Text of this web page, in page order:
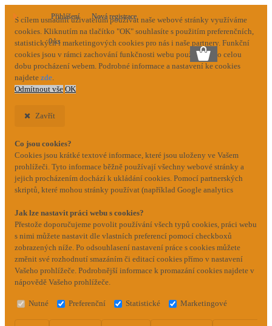
S cílem usnadnit uživatelům používat naše webové stránky využíváme
cookies. Kliknutím na tlačítko "OK" souhlasíte s použitím preferenčních,
statistických i marketingových cookies pro nás i naše partnery. Funkční
cookies jsou v rámci zachování funkčnosti webu používány po celou
dobu procházení webem. Podrobné informace a nastavení ke cookies
najdete zde.
Odmítnout vše OK
Zavřít
Co jsou cookies?
Cookies jsou krátké textové informace, které jsou uloženy ve Vašem
prohlížeči. Tyto informace běžně používají všechny webové stránky a
jejich procházením dochází k ukládání cookies. Pomocí partnerských
skriptů, které mohou stránky používat (například Google analytics
Jak lze nastavit práci webu s cookies?
Přestože doporučujeme povolit používání všech typů cookies, práci webu
s nimi můžete nastavit dle vlastních preferencí pomocí checkboxů
zobrazených níže. Po odsouhlasení nastavení práce s cookies můžete
změnit své rozhodnutí smazáním či editací cookies přímo v nastavení
Vašeho prohlížeče. Podrobnější informace k promazání cookies najdete v
nápovědě Vašeho prohlížeče.
Nutné Preferenční Statistické Marketingové
Přihlášení Nová registrace
0 ks